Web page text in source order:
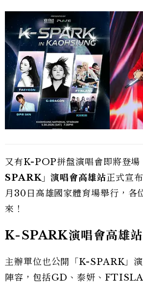
又有K-POP拼盤演唱會即將登場
SPARK」演唱會高雄站正式宣
月30日高雄國家體育場舉行，各
來！
K-SPARK演唱會高雄
主辦單位也公開「K-SPARK」
陣容，包括GD、泰妍、